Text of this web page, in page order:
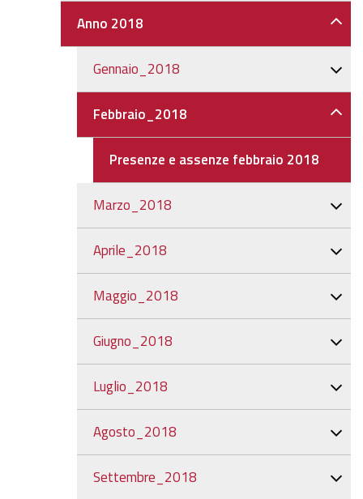
Anno 2018
Gennaio_2018
Febbraio_2018
Presenze e assenze febbraio 2018
Marzo_2018
Aprile_2018
Maggio_2018
Giugno_2018
Luglio_2018
Agosto_2018
Settembre_2018